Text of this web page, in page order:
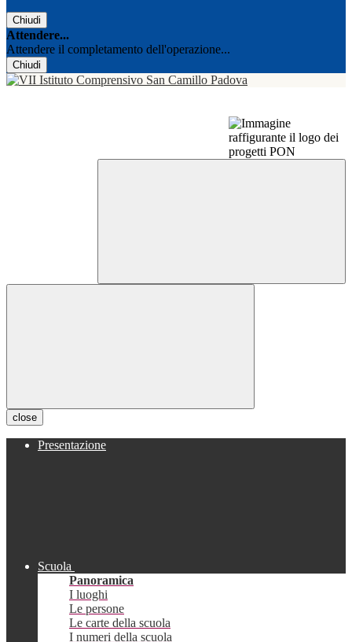
Chiudi
Attendere...
Attendere il completamento dell'operazione...
Chiudi
close
Presentazione
Scuola
Panoramica
I luoghi
Le persone
Le carte della scuola
I numeri della scuola